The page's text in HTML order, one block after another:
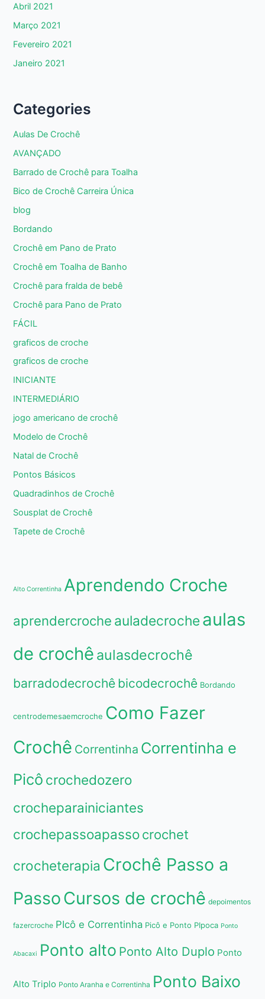
Abril 2021
Março 2021
Fevereiro 2021
Janeiro 2021
Categories
Aulas De Crochê
AVANÇADO
Barrado de Crochê para Toalha
Bico de Crochê Carreira Única
blog
Bordando
Crochê em Pano de Prato
Crochê em Toalha de Banho
Crochê para fralda de bebê
Crochê para Pano de Prato
FÁCIL
graficos de croche
graficos de croche
INICIANTE
INTERMEDIÁRIO
jogo americano de crochê
Modelo de Crochê
Natal de Crochê
Pontos Básicos
Quadradinhos de Crochê
Sousplat de Crochê
Tapete de Crochê
Alto Correntinha Aprendendo Croche
aprendercroche auladecroche aulas
de crochê aulasdecrochê
barradodecrochê bicodecrochê Bordando
centrodemesaemcroche Como Fazer
Crochê Correntinha Correntinha e
Picô crochedozero
crocheparainiciantes
crochepassoapassocrochet
crocheterapia Crochê Passo a
PassoCursos de crochê depoimentos
fazercroche PIcô e Correntinha Picô e Ponto PIpoca Ponto
Abacaxi Ponto alto Ponto Alto Duplo Ponto
Alto Triplo Ponto Aranha e Correntinha Ponto Baixo